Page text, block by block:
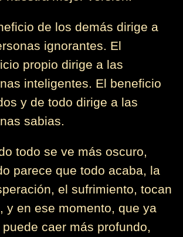
de los demás dirige a
ignorantes. El
propio dirige a las
inteligentes. El beneficio
y de todo dirige a las
sabias.
todo se ve más oscuro,
parece que todo acaba, la
el sufrimiento, tocan
y en ese momento, que ya
puede caer más profundo,